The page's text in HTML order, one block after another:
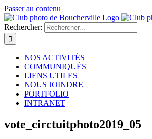
Passer au contenu
Rechercher:
NOS ACTIVITÉS
COMMUNIQUÉS
LIENS UTILES
NOUS JOINDRE
PORTFOLIO
INTRANET
vote_circtuitphoto2019_05